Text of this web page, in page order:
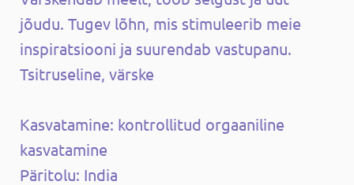
jõudu. Tugev lõhn, mis stimuleerib meie
inspiratsiooni ja suurendab vastupanu.
Tsitruseline, värske
Kasvatamine: kontrollitud orgaaniline
kasvatamine
Päritolu: India